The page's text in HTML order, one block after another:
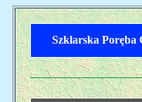
Szklarska Poręba